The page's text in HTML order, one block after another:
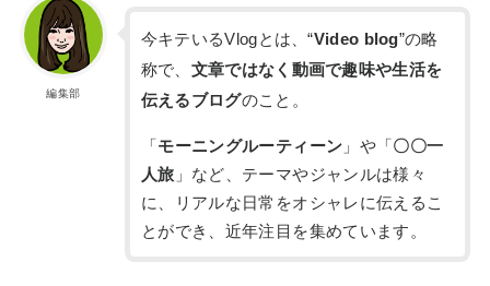
編集部
今キテいるVlogとは、“Video blog”の略
称で、 文章ではなく動画で趣味や生活を
伝えるブログのこと。
「モーニングルーティーン 」や「〇〇一
人旅 」など、テーマやジャンルは様々
に、リアルな日常をオシャレに伝えるこ
とができ、近年注目を集めています。